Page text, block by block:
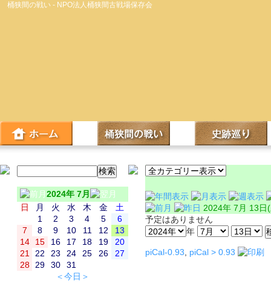
桶狭間の戦い - NPO法人桶狭間古戦場保存会
2024年 7月
日
月 火 水 木 金
土
1
2 3 4 5
6
7
8 9 10 11 12
13
14
15 16 17 18 19
20
21
22 23 24 25 26
27
28
29 30
31
＜今日＞
2024年 7月 13日
予定はありません
年
piCal-0.93, piCal > 0.93